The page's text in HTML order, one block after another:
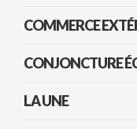
COMMERCE
CONJONCTURE
LA UNE